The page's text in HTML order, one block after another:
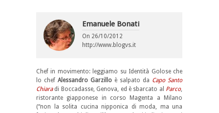
Emanuele Bonati
On 26/10/2012
http://www.blogvs.it
Chef in movimento: leggiamo su Identità Golose che
lo chef Alessandro Garzillo è salpato da Capo Santo
Chiaradi Boccadasse, Genova, ed è sbarcato al Parco,
ristorante giapponese in corso Magenta a Milano
(“non la solita cucina nipponica di moda, ma una